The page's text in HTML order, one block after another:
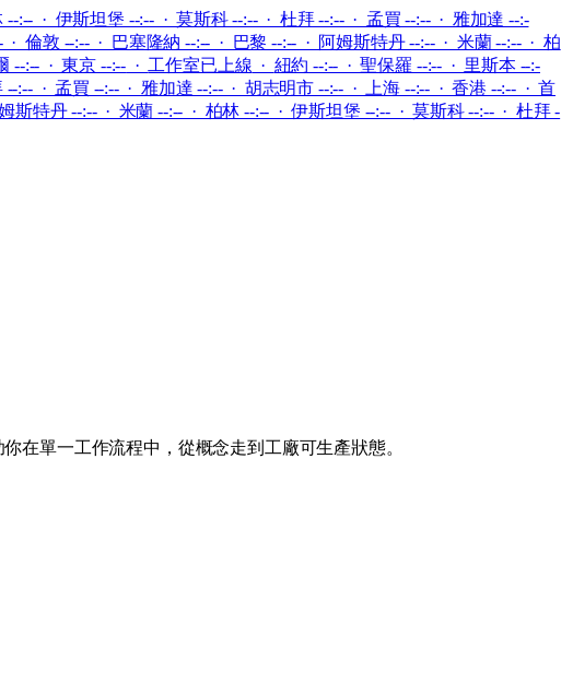
:-- · 伊斯坦堡 --:-- · 莫斯科 --:-- · 杜拜 --:-- · 孟買 --:-- · 雅加達 --:-
· 倫敦 --:-- · 巴塞隆納 --:-- · 巴黎 --:-- · 阿姆斯特丹 --:-- · 米蘭 --:-- · 柏
--:-- · 東京 --:-- · 工作室已上線 · 紐約 --:-- · 聖保羅 --:-- · 里斯本 --:-
:-- · 孟買 --:-- · 雅加達 --:-- · 胡志明市 --:-- · 上海 --:-- · 香港 --:-- · 首
特丹 --:-- · 米蘭 --:-- · 柏林 --:-- · 伊斯坦堡 --:-- · 莫斯科 --:-- · 杜拜 -
在單一工作流程中，從概念走到工廠可生產狀態。